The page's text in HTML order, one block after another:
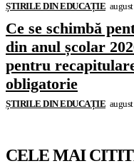
ȘTIRILE DIN EDUCAȚIE
Ce se schimbă
din anul școlar
pentru
obligatorie
ȘTIRILE DIN EDUCAȚIE
CELE MAI